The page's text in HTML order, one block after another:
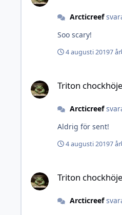
Arcticreef
Soo scary!
4 augusti 20197 år
Triton
Arcticreef
Aldrig för sent!
4 augusti 20197 år
Triton
Arcticreef